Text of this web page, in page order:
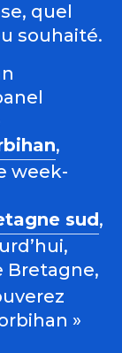
quel
souhaité.
,
week-
sud,
Bretagne,
»